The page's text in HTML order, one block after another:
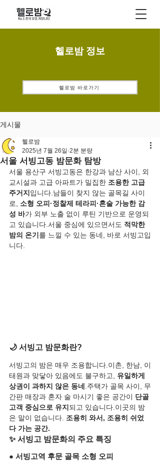
헬로밤 정보
헬로밤 바로가기
게시물
서울 서빙고동 밤문화 탐방
헬로밤
2025년 7월 26일 2분 분량
서울 용산구 서빙고동은 한강과 남산 사이, 외
교시설과 고급 아파트가 밀집한 조용한 고급
주거지 입니다.남들이 찾지 않는 골목길 사이
로, 소형 오피·정찰제 테라피·혼술 가능한 감
성 바가 외부 노출 없이 루틴 기반으로 운영되
고 있습니다.서울 중심에 있으면서도 적막한
밤의 온기 를 느낄 수 있는 동네, 바로 서빙고입
니다.
🌙 서빙고 밤문화란?
서빙고의 밤은 매우 조용합니다.이촌, 한남, 이
태원과 맞닿아 있음에도 불구하고, 유일하게
상권이 과하지 않은 동네 .주택가 골목 사이, 무
간판 매장과 혼자 술 마시기 좋은 공간이 단골
고객 중심으로 유지 되고 있습니다.이곳의 밤
은 말이 없습니다. 조용히 와서, 조용히 쉬었
다 가는 공간.
✨ 서빙고 밤문화의 주요 특징
● 서빙고역 후문 골목 소형 오피